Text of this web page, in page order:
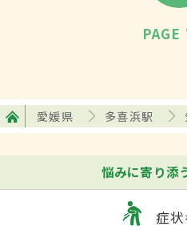
PAGE
愛媛県 多喜浜駅
悩みに寄り添
症状